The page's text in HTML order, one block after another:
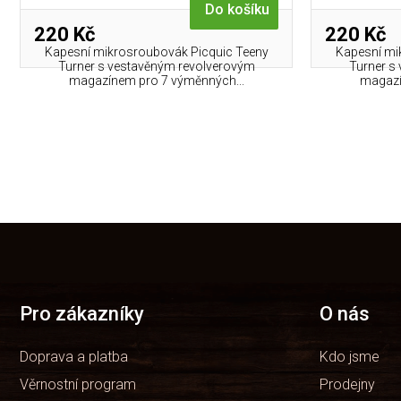
220 Kč
Do košíku
Kapesní mikros­roubovák Picquic Teeny
Turner s vestavěným revolverovým
magazínem pro 7 výměnných...
220 Kč
Kapesní
Turner s
Pro zákazníky
Doprava a platba
Věrnostní program
O nás
Kdo jsme
Prodejny